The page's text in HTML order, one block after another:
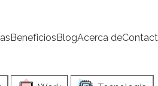
BeneficiosBlogAcerca de